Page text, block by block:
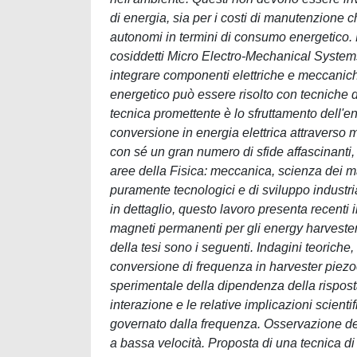
di energia, sia per i costi di manutenzione
autonomi in termini di consumo
cosiddetti Micro Electro-Mechanical
integrare componenti elettriche e
energetico può essere risolto con tecniche
tecnica promettente è lo sfruttamento
conversione in energia elettrica attraverso
con sé un gran numero di sfide
aree della Fisica: meccanica, scienza dei
puramente tecnologici e di sviluppo
in dettaglio, questo lavoro presenta
magneti permanenti per gli energy
della tesi sono i seguenti. Indagini
conversione di frequenza in harvester
sperimentale della dipendenza della
interazione e le relative implicazioni
governato dalla frequenza. Osservazione
a bassa velocità. Proposta di una tecnica